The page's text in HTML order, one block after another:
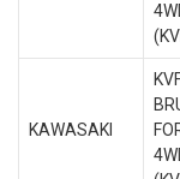
KAWASAKI